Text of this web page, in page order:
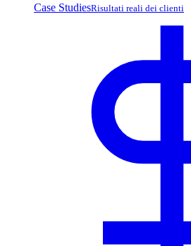
Case StudiesRisultati reali dei clienti